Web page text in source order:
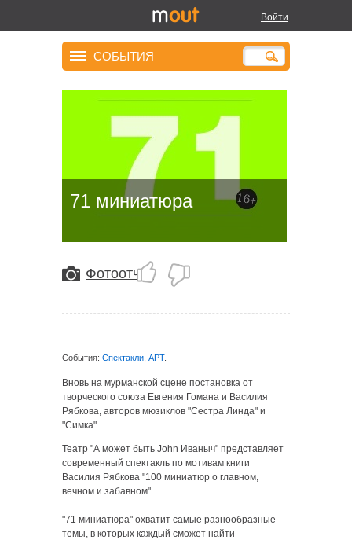
Войти
СОБЫТИЯ
71 миниатюра
Фотоотчёт
События: Спектакли АРТ.
Вновь на мурманской сцене постановка от
творческого союза Евгения Гомана и Василия
Рябкова, авторов мюзиклов "Сестра Линда" и
"Симка".
Театр "А может быть John Иваныч" представляет
современный спектакль по мотивам книги
Василия Рябкова "100 миниатюр о главном,
вечном и забавном".
"71 миниатюра" охватит самые разнообразные
темы, в которых каждый сможет найти